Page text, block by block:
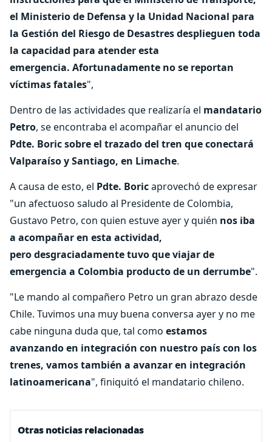
el Ministerio de Defensa y la Unidad Nacional para
la Gestión del Riesgo de Desastres desplieguen toda
la capacidad para atender esta
emergencia. Afortunadamente no se reportan
víctimas fatales",
Dentro de las actividades que realizaría el mandatario
Petro, se encontraba el acompañar el anuncio del
Pdte. Boric sobre el trazado del tren que conectará
Valparaíso y Santiago, en Limache.
A causa de esto, el Pdte. Boricaprovechó de expresar
"un afectuoso saludo al Presidente de Colombia,
Gustavo Petro, con quien estuve ayer y quién nos iba
a acompañar en esta actividad,
pero desgraciadamente tuvo que viajar de
emergencia a Colombia producto de un derrumbe".
"Le mando al compañero Petro un gran abrazo desde
Chile. Tuvimos una muy buena conversa ayer y no me
cabe ninguna duda que, tal como estamos
avanzando en integración con nuestro país con los
trenes, vamos también a avanzar en integración
latinoamericana", finiquitó el mandatario chileno.
Otras noticias relacionadas